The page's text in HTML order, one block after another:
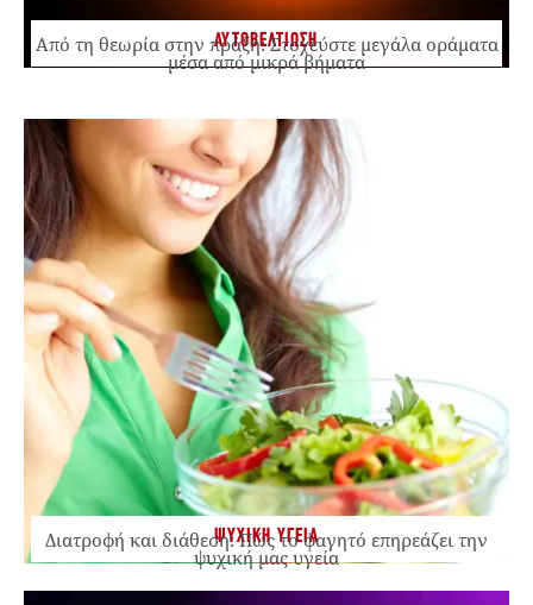
ΑΥΤΟΒΕΛΤΙΩΣΗ
Από τη θεωρία στην πράξη: Στοχεύστε μεγάλα οράματα
μέσα από μικρά βήματα
ΨΥΧΙΚΗ ΥΓΕΙΑ
Διατροφή και διάθεση: Πώς το φαγητό επηρεάζει την
ψυχική μας υγεία